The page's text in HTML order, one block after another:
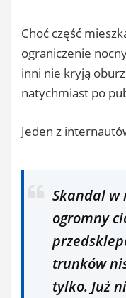
Choć część
ograniczenie
inni nie kryją
natychmiast po
Jeden z
Skandal w
ogromny
trunków
tylko. Już